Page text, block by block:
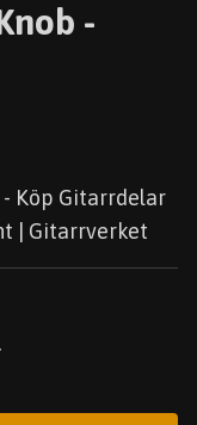
-
- Köp Gitarrdelar
| Gitarrverket